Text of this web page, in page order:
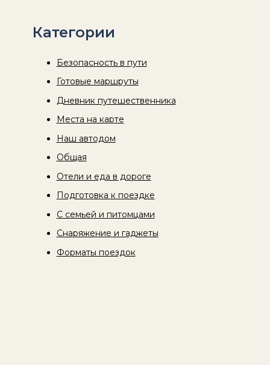
Категории
Безопасность в пути
Готовые маршруты
Дневник путешественника
Места на карте
Наш автодом
Общая
Отели и еда в дороге
Подготовка к поездке
С семьей и питомцами
Снаряжение и гаджеты
Форматы поездок